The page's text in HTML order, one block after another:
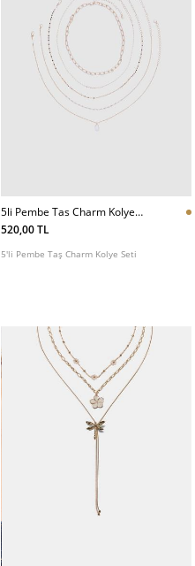
5li Pembe Tas Charm Kolye
Seti
520,00 TL
5'li Pembe Taş Charm Kolye Seti